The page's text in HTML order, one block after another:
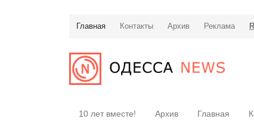
Главная Контакты Архив Реклама
10 лет вместе! Архив Главная